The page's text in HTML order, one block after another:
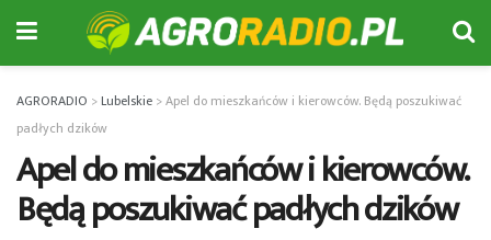
AGRORADIO >Lubelskie >Apel do mieszkańców i kierowców. Będą poszukiwać
padłych dzików
Apel do mieszkańców i kierowców.
Będą poszukiwać padłych dzików